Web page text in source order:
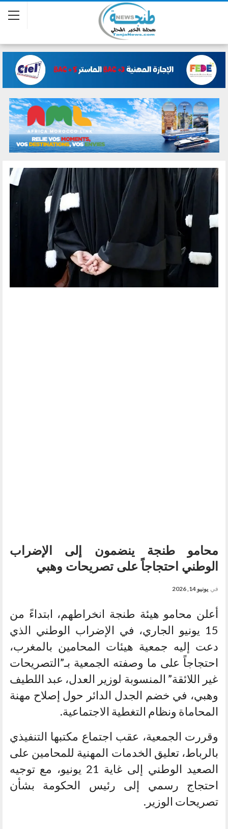
محامو طنجة ينضمون إلى الإضراب
الوطني احتجاجاً على تصريحات وهبي
في يونيو 14, 2026
أعلن محامو هيئة طنجة انخراطهم، ابتداءً من
15 يونيو الجاري، في الإضراب الوطني الذي
دعت إليه جمعية هيئات المحامين بالمغرب،
احتجاجاً على ما وصفته الجمعية بـ”التصريحات
غير اللائقة” المنسوبة لوزير العدل، عبد اللطيف
وهبي، في خضم الجدل الدائر حول إصلاح مهنة
المحاماة ونظام التغطية الاجتماعية.
وقررت الجمعية، عقب اجتماع مكتبها التنفيذي
بالرباط، تعليق الخدمات المهنية للمحامين على
الصعيد الوطني إلى غاية 21 يونيو، مع توجيه
احتجاج رسمي إلى رئيس الحكومة بشأن
تصريحات الوزير.